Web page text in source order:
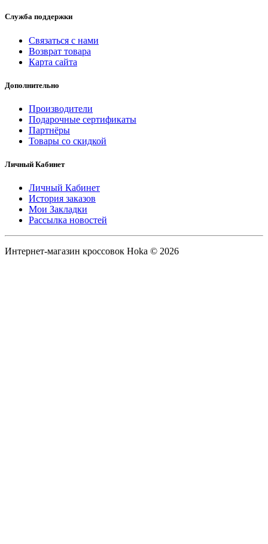
Служба поддержки
Связаться с нами
Возврат товара
Карта сайта
Дополнительно
Производители
Подарочные сертификаты
Партнёры
Товары со скидкой
Личный Кабинет
Личный Кабинет
История заказов
Мои Закладки
Рассылка новостей
Интернет-магазин кроссовок Hoka © 2026